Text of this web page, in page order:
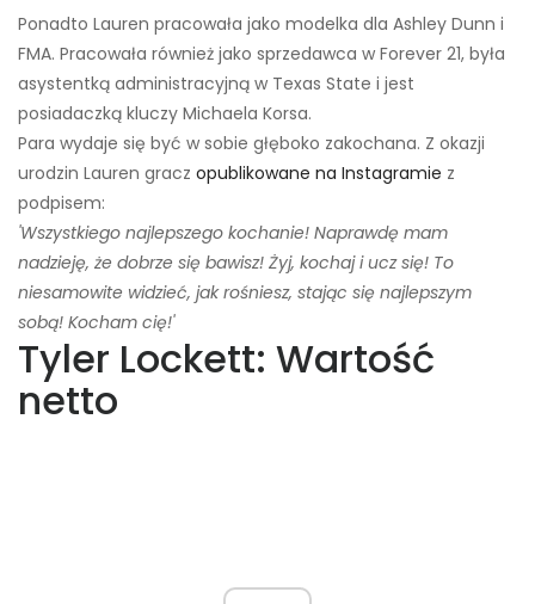
Ponadto Lauren pracowała jako modelka dla Ashley Dunn i
FMA. Pracowała również jako sprzedawca w Forever 21, była
asystentką administracyjną w Texas State i jest
posiadaczką kluczy Michaela Korsa.
Para wydaje się być w sobie głęboko zakochana. Z okazji
urodzin Lauren gracz opublikowane na Instagramie z
podpisem:
'Wszystkiego najlepszego kochanie! Naprawdę mam
nadzieję, że dobrze się bawisz! Żyj, kochaj i ucz się! To
niesamowite widzieć, jak rośniesz, stając się najlepszym
sobą! Kocham cię!'
Tyler Lockett: Wartość
netto